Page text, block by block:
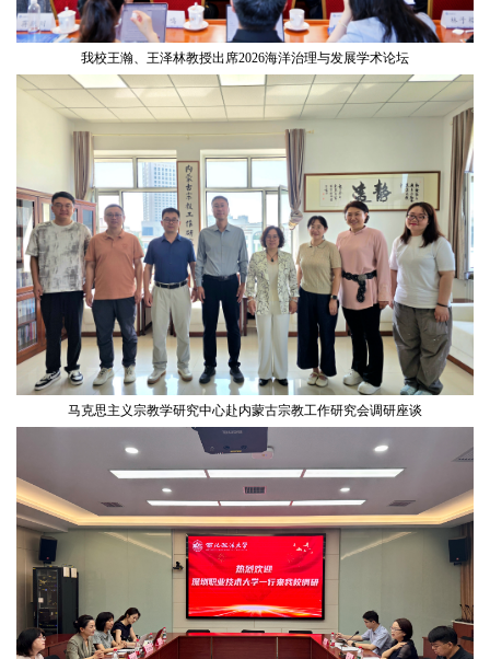
我校王瀚、王泽林教授出席2026海洋治理与发展学术论坛
马克思主义宗教学研究中心赴内蒙古宗教工作研究会调研座谈